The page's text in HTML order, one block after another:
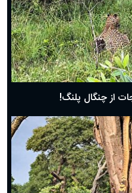
از چنگال پلنگ!